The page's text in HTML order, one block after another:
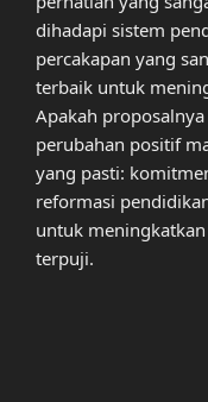
dihadapi sistem
percakapan yang
terbaik untuk
Apakah
perubahan positif
yang pasti:
reformasi
untuk
terpuji.